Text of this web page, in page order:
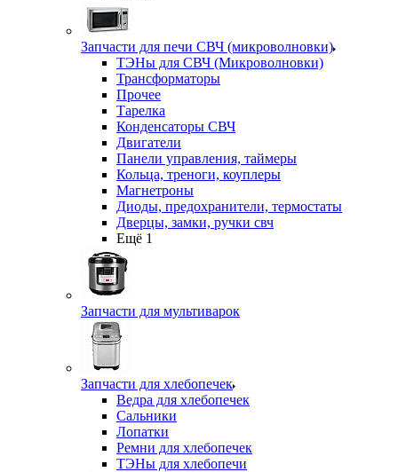
Запчасти для печи СВЧ (микроволновки)
ТЭНы для СВЧ (Микроволновки)
Трансформаторы
Прочее
Тарелка
Конденсаторы СВЧ
Двигатели
Панели управления, таймеры
Кольца, треноги, коуплеры
Магнетроны
Диоды, предохранители, термостаты
Дверцы, замки, ручки свч
Ещё 1
Запчасти для мультиварок
Запчасти для хлебопечек
Ведра для хлебопечек
Сальники
Лопатки
Ремни для хлебопечек
ТЭНы для хлебопечи